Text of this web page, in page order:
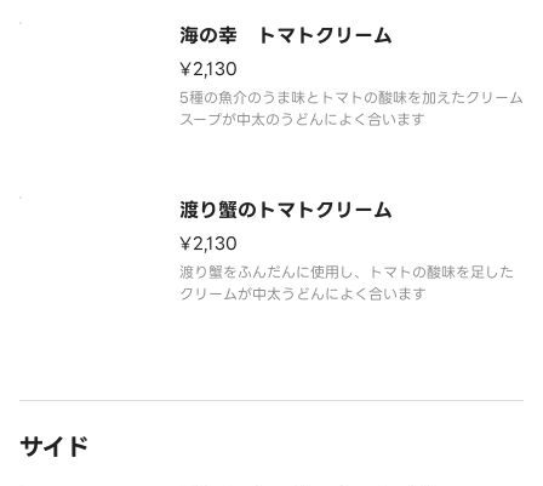
海の幸 トマトクリーム
¥2,130
5種の魚介のうま味とトマトの酸味を加えたクリーム
スープが中太のうどんによく合います
渡り蟹のトマトクリーム
¥2,130
渡り蟹をふんだんに使用し、トマトの酸味を足した
クリームが中太うどんによく合います
サイド